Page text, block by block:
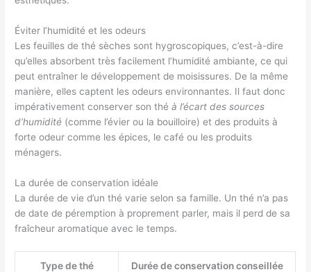
Éviter l’humidité et les odeurs
Les feuilles de thé sèches sont hygroscopiques, c’est-à-dire
qu’elles absorbent très facilement l’humidité ambiante, ce qui
peut entraîner le développement de moisissures. De la même
manière, elles captent les odeurs environnantes. Il faut donc
impérativement conserver son théà l’écart des sources
d’humidité (comme l’évier ou la bouilloire) et des produits à
forte odeur comme les épices, le café ou les produits
ménagers.
La durée de conservation idéale
La durée de vie d’un thé varie selon sa famille. Un thé n’a pas
de date de péremption à proprement parler, mais il perd de sa
fraîcheur aromatique avec le temps.
Type de thé Durée de conservation conseillée